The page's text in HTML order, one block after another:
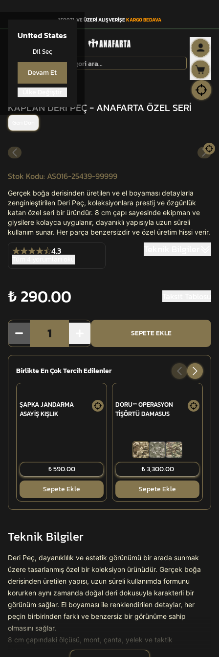
United States
Dil Seç
Devam Et
1.500TL VE ÜZERİ ALIŞVERİŞEKARGO BEDAVA
ANAFARTA®
KAPLAN DERİ PEÇ - ANAFARTA ÖZEL SERİ
Stok Kodu: AS016-25439-99999
Gerçek boğa derisinden üretilen ve el boyaması detaylarla
zenginleştirilen Deri Peç, koleksiyonlara prestij ve özgünlük
katan özel seri bir üründür. 8 cm çapı sayesinde ekipman ve
giysilere kolayca uygulanır, dayanıklı yapısıyla uzun süreli
kullanım sunar. Her parça benzersizdir ve özel üretim hissi verir.
4.3
₺ 290.00
1 SEPETE EKLE
Birlikte En Çok Tercih Edilenler
ŞAPKA JANDARMA
ASAYİŞ KIŞLIK
₺ 590.00
Sepete Ekle
DORU™ OPERASYON
TİŞÖRTÜ DAMASUS
₺ 3,300.00
Sepete Ekle
Teknik Bilgiler
Deri Peç, dayanıklılık ve estetik görünümü bir arada sunmak
üzere tasarlanmış özel bir koleksiyon ürünüdür. Gerçek boğa
derisinden üretilen yapısı, uzun süreli kullanımda formunu
korurken aynı zamanda doğal deri dokusuyla karakterli bir
görünüm sağlar. El boyaması ile renklendirilen detaylar, her
peçin birbirinden farklı ve benzersiz bir görünüme sahip
olmasını sağlar.
8 cm çapındaki ölçüsü, mont, çanta, yelek ve taktik
ekipmanlara entegrasyonu kolaylaştırır. Kenar yapısı uzun